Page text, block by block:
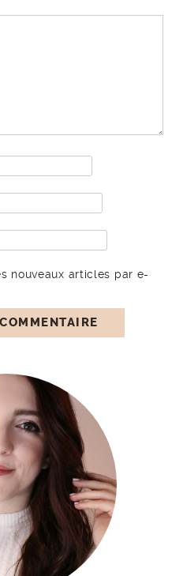
nouveaux articles par e-